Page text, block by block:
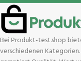
Bei Produkt-test.shop
verschiedenen